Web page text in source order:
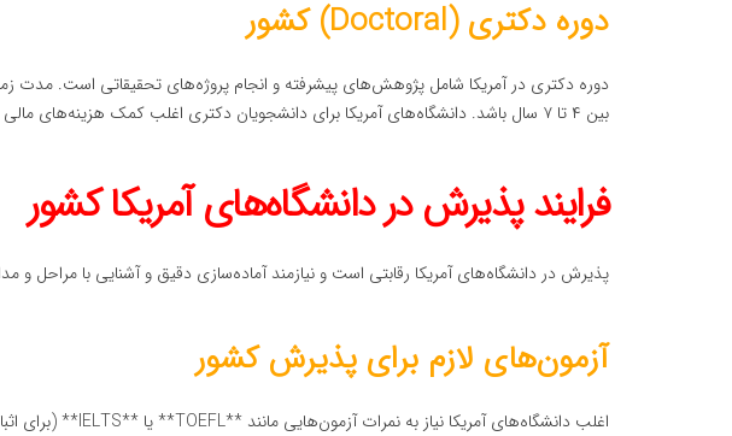
دوره دکتری (Doctoral) کشور
دوره دکتری در آمریکا شامل پژوهش‌های پیشرفته و انجام پروژه‌های تحقیقاتی است. مدت
بین ۴ تا ۷ سال باشد. دانشگاه‌های آمریکا برای دانشجویان دکتری اغلب کمک هزینه‌های مالی و دستمزدهای مناسبی ارائه می‌دهند.
فرایند پذیرش در دانشگاه‌های آمریکا کشور
پذیرش در دانشگاه‌های آمریکا رقابتی است و نیازمند آماده‌سازی دقیق و آشنایی با مراحل و
آزمون‌های لازم برای پذیرش کشور